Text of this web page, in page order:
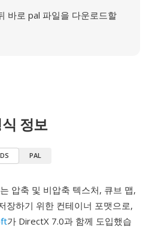
바로 pal 파일을 다운로드할
정보
PAL
압축 및 비압축 텍스처, 큐브 맵,
장하기 위한 컨테이너 포맷으로,
가 DirectX 7.0과 함께 도입했습